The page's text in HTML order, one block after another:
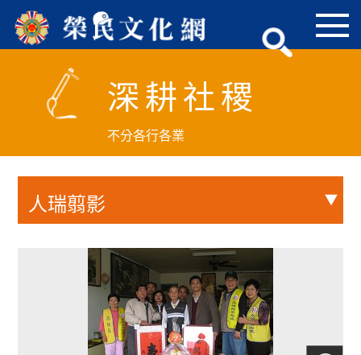
主
深耕社稷
不分各行各業
人瑞翦影